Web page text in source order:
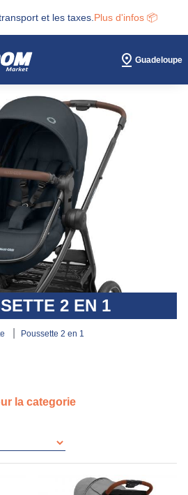
et les taxes. Plus d'infos 📦
Guadeloupe
2 EN 1
poussette 2 en 1
la categorie